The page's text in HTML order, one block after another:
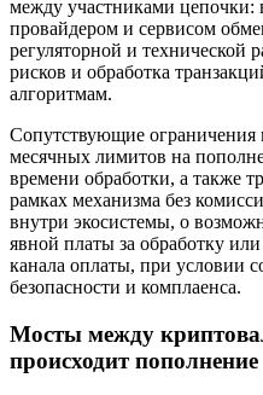
между участниками
провайдером и сервисом
регуляторной и технической
рисков и обработка
алгоритмам.
Сопутствующие ограничения
месячных лимитов на
времени обработки, а также
рамках механизма без
внутри экосистемы, о
явной платы за обработку
канала оплаты, при условии
безопасности и комплаенса.
Мосты между
происходит пополнение